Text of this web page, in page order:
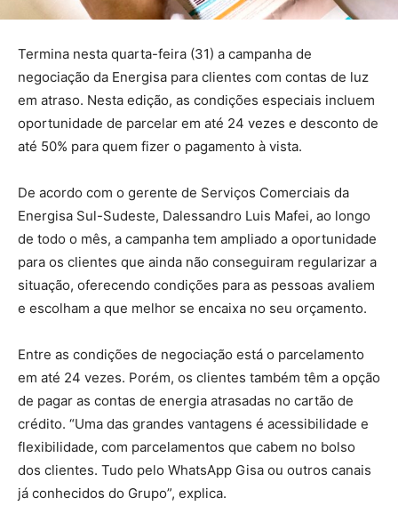
Termina nesta quarta-feira (31) a campanha de
negociação da Energisa para clientes com contas de luz
em atraso. Nesta edição, as condições especiais incluem
oportunidade de parcelar em até 24 vezes e desconto de
até 50% para quem fizer o pagamento à vista.
De acordo com o gerente de Serviços Comerciais da
Energisa Sul-Sudeste, Dalessandro Luis Mafei, ao longo
de todo o mês, a campanha tem ampliado a oportunidade
para os clientes que ainda não conseguiram regularizar a
situação, oferecendo condições para as pessoas avaliem
e escolham a que melhor se encaixa no seu orçamento.
Entre as condições de negociação está o parcelamento
em até 24 vezes. Porém, os clientes também têm a opção
de pagar as contas de energia atrasadas no cartão de
crédito. “Uma das grandes vantagens é acessibilidade e
flexibilidade, com parcelamentos que cabem no bolso
dos clientes. Tudo pelo WhatsApp Gisa ou outros canais
já conhecidos do Grupo”, explica.